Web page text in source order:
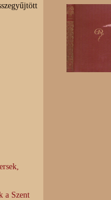
a Szent